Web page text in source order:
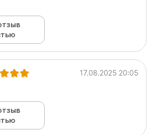
17.08.2025 20:05